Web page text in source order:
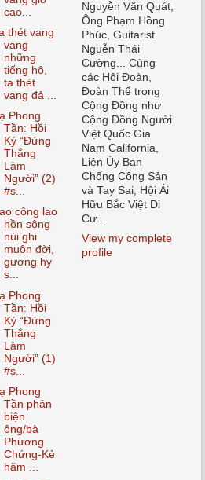
cao...
thét vang
vang
những
tiếng hô,
ta thét
vang đả ...
Phong
Tần: Hồi
Ký “Đứng
Thẳng
Làm
Người” (2)
#s...
công lao
hồn sông
núi ghi
muôn đời,
gương hy
s...
Phong
Tần: Hồi
Ký “Đứng
Thẳng
Làm
Người” (1)
#s...
Phong
Tần phản
biện
ông/bà
Phương
Chứng-Kẻ
hăm ...
Nguyễn Văn Quát,
Ông Phạm Hồng
Phúc, Guitarist
Nguễn Thái
Cường... Cùng
các Hội Đoàn,
Đoàn Thể trong
Cộng Đồng như
Cộng Đồng Người
Việt Quốc Gia
Nam California,
Liên Ủy Ban
Chống Cộng Sản
và Tay Sai, Hội Ái
Hữu Bắc Việt Di
Cư...
View my complete
profile